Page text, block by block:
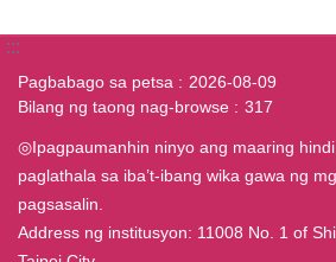
:::
Pagbabago sa petsa
2026-08-09
Bilang ng taong nag-browse
317
◎Ipagpaumanhin ninyo ang maaring
paglathala sa iba’t-ibang wika gawa ng
pagsasalin.
Address ng institusyon: 11008 No. 1 of